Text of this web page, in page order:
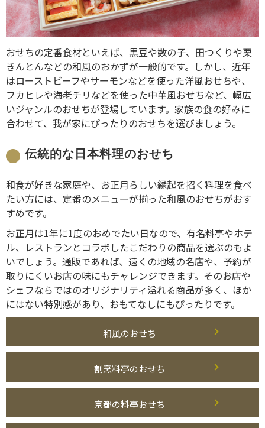
おせちの定番食材といえば、黒豆や数の子、田つくりや栗
きんとんなどの和風のおかずが一般的です。しかし、近年
はローストビーフやサーモンなどを使った洋風おせちや、
フカヒレや海老チリなどを使った中華風おせちなど、幅広
いジャンルのおせちが登場しています。家族の食の好みに
合わせて、我が家にぴったりのおせちを選びましょう。
伝統的な日本料理のおせち
和食が好きな家庭や、お正月らしい縁起を招く料理を食べ
たい方には、定番のメニューが揃った和風のおせちがおす
すめです。
お正月は1年に1度のおめでたい日なので、有名料亭やホテ
ル、レストランとコラボしたこだわりの商品を選ぶのもよ
いでしょう。通販であれば、遠くの地域の名店や、予約が
取りにくいお店の味にもチャレンジできます。そのお店や
シェフならではのオリジナリティ溢れる商品が多く、ほか
にはない特別感があり、おもてなしにもぴったりです。
和風のおせち
割烹料亭のおせち
京都の料亭おせち